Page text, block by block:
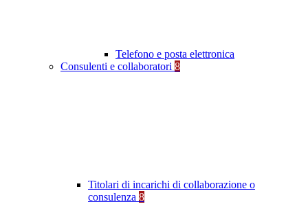
Telefono e posta elettronica
Consulenti e collaboratori 8
Titolari di incarichi di collaborazione o
consulenza 8